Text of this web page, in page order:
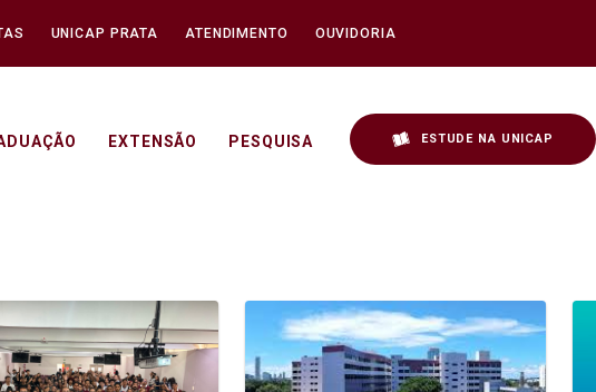
UNICAP PRATA ATENDIMENTO OUVIDORIA
EXTENSÃO PESQUISA ESTUDE NA UNICAP